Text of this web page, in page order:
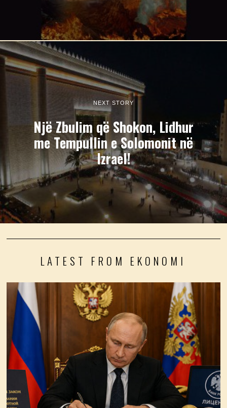
NEXT STORY
Një Zbulim që Shokon, Lidhur
me Tempullin e Solomonit në
Izrael!
LATEST FROM EKONOMI